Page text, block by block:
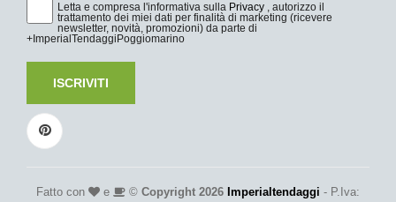
Letta e compresa l'informativa sulla Privacy , autorizzo il
trattamento dei miei dati per finalità di marketing (ricevere
newsletter, novità, promozioni) da parte di
+ImperialTendaggiPoggiomarino
ISCRIVITI
Fatto con e © Copyright 2026 Imperialtendaggi - P.Iva: